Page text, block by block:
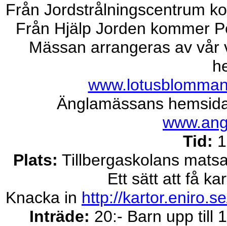
Från Jordstrålningscentrum
Från Hjälp Jorden kommer
Mässan arrangeras av
Änglamässans
Tid:
Plats: Tillbergaskolans
Ett sätt att få
Knacka in http://
Inträde: 20:- Barn upp till